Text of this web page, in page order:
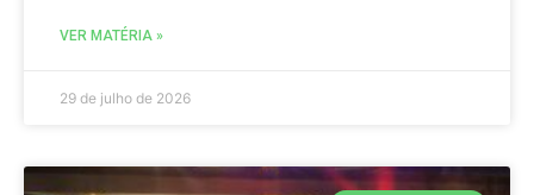
VER MATÉRIA »
29 de julho de 2026